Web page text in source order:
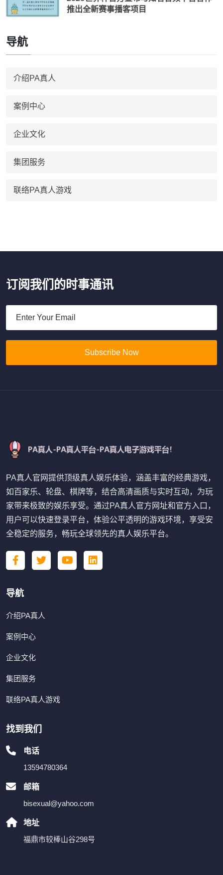
推出全新赛事播客项目
导航
介绍PA真人
案例中心
企业文化
集团服务
联络PA真人游戏
订阅我们的时事通讯
Subscribe Now
PA真人官网提供顶级真人娱乐体验，涵盖丰富的经典游戏，
如百家乐、轮盘、棋牌等，结合高清画质与实时互动，为玩
家带来极致的娱乐享受。通过PA真人官方网址和官方入口，
用户可以快速登录平台，体验公平透明的游戏环境，享受安
全稳定的服务，畅玩全球领先的真人娱乐平台。
导航
介绍PA真人
案例中心
企业文化
集团服务
联络PA真人游戏
找到我们
电话
13594780364
邮箱
bisexual@yahoo.com
地址
福鼎市较棒山谷298号